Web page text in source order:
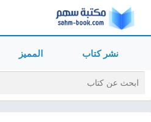
نشر كتاب المميز